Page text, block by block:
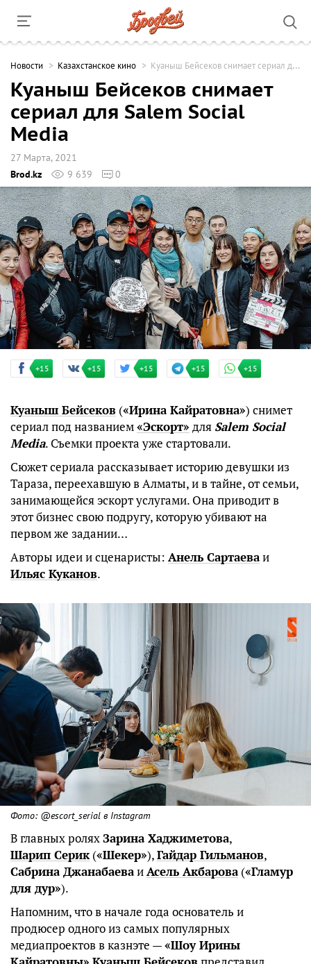
Новости Казахстанское кино Куаныш Бейсеков снимает сериал для Salem Social Media
Куаныш Бейсеков снимает
сериал для Salem Social
Media
27 Марта, 2021
Brod.kz
9 639 0
+15 +15 +15 +15 +15
Куаныш Бейсеков («Ирина Кайратовна») снимет
сериал под названием«Эскорт» для Salem Social
Media. Съемки проекта уже стартовали.
Сюжет сериала рассказывает историю девушки из
Тараза, переехавшую в Алматы, и в тайне, от семьи,
занимающейся эскорт услугами. Она приводит в
этот бизнес свою подругу, которую убивают на
первом же задании…
Авторы идеи и сценаристы: Анель Сартаеваи
Ильяс Куканов.
Фото: @escort_serial в Instagram
В главных роляхЗарина Хаджиметова,
Шарип Серик(«Шекер»),Гайдар Гильманов,
Сабрина ДжанабаеваиАсель Акбарова(«Гламур
для дур»).
Напомним, что в начале года основатель и
продюсер одного из самых популярных
медиапроектов в казнэте —«Шоу Ирины